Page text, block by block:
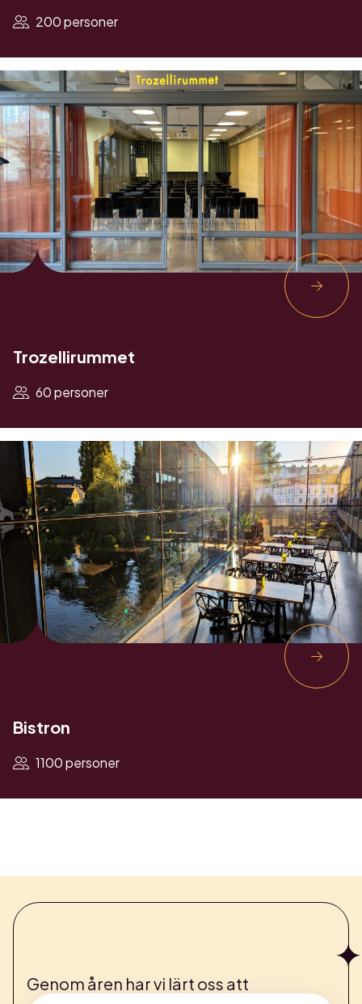
200 personer
Trozellirummet
60 personer
Bistron
1100 personer
Genom åren har vi lärt oss att